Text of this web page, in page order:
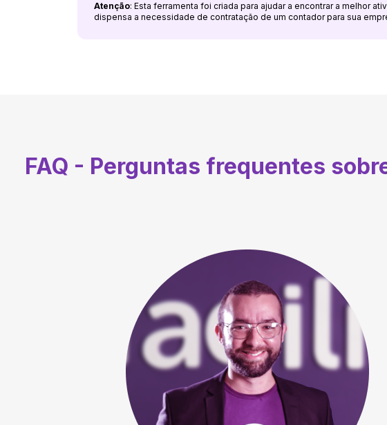
Atenção: Esta ferramenta foi criada para ajudar a encontrar a melhor
dispensa a necessidade de contratação de um contador para sua
FAQ - Perguntas frequentes